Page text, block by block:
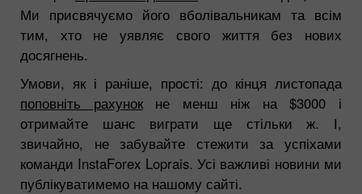
Ми присвячуємо його вболівальникам та всім
тим, хто не уявляє свого життя без нових
досягнень.
Умови, як і раніше, прості: до кінця листопада
поповніть рахунокне менш ніж на $3000 і
отримайте шанс виграти ще стільки ж. І,
звичайно, не забувайте стежити за успіхами
команди InstaForex Loprais. Усі важливі новини ми
публікуватимемо на нашому сайті.